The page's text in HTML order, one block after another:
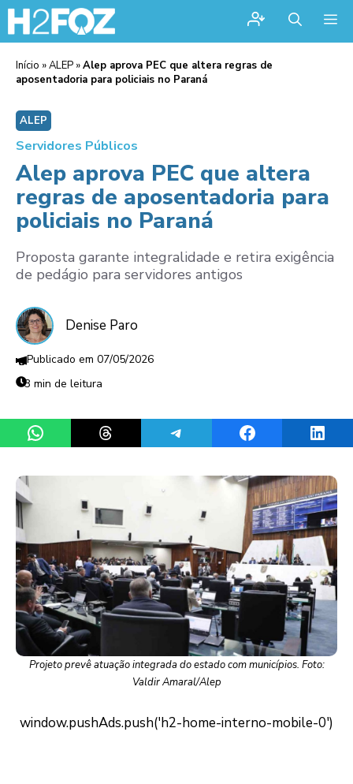
Início »ALEP »Alep aprova PEC que altera regras de
aposentadoria para policiais no Paraná
ALEP
Servidores Públicos
Alep aprova PEC que altera
regras de aposentadoria para
policiais no Paraná
Proposta garante integralidade e retira exigência
de pedágio para servidores antigos
Denise Paro
07/05/2026
3 min de leitura
Share on WhatsAppShare on ThreadsShare on TelegramShare on Facebook
Projeto prevê atuação integrada do estado com municípios. Foto:
Valdir Amaral/Alep